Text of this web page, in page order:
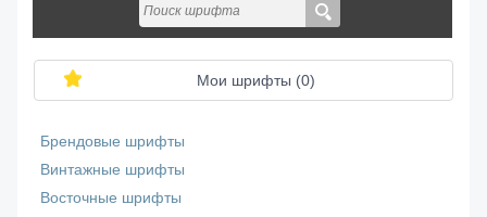
Мои шрифты (0)
Брендовые шрифты
Винтажные шрифты
Восточные шрифты